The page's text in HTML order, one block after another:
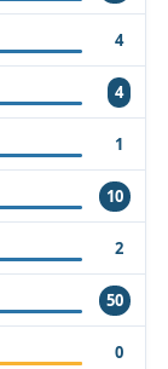
4
4
1
10
2
50
0